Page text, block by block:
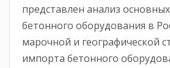
представлен анализ
бетонного оборудования в
марочной и географической
импорта бетонного